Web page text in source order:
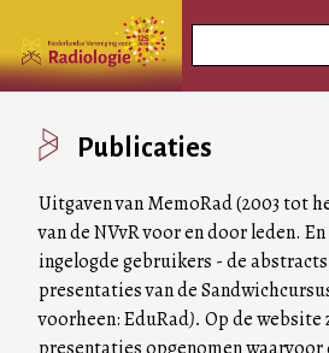
naar
inhoud
Phrase
Publicaties
Uitgaven van MemoRad (2003 tot
van de NVvR voor en door leden.
ingelogde gebruikers - de
presentaties van de
voorheen: EduRad). Op de website